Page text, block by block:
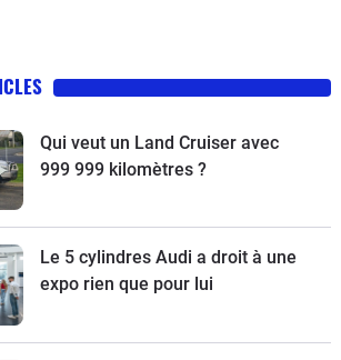
Qui veut un Land Cruiser avec
999 999 kilomètres ?
Le 5 cylindres Audi a droit à une
expo rien que pour lui